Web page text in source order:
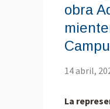
obra
14 abril,
La